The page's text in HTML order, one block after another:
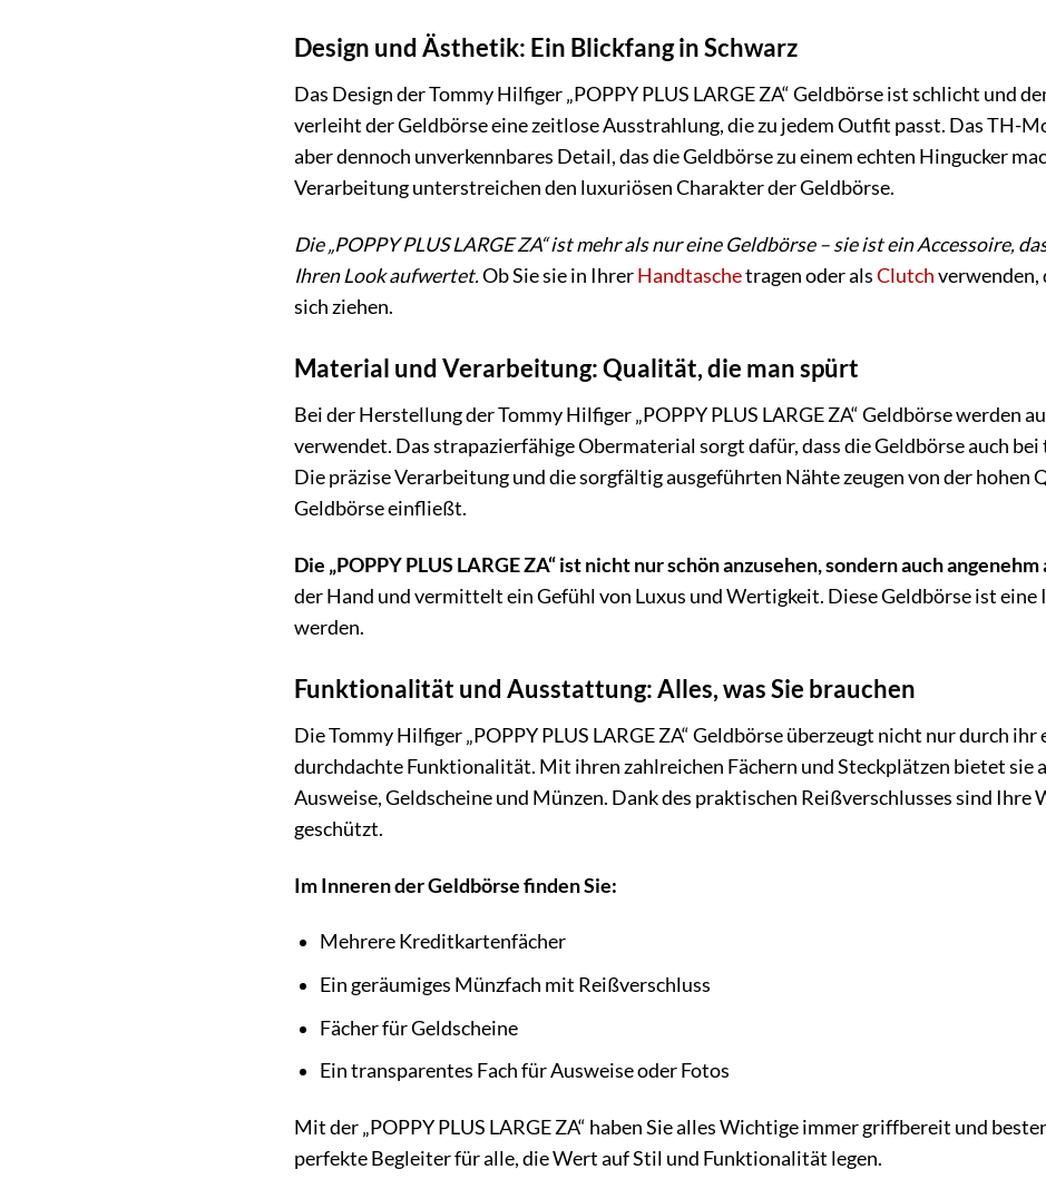
Design und Ästhetik: Ein Blickfang in Schwarz
Das Design der Tommy Hilfiger „POPPY PLUS LARGE ZA“ Geldbörse ist schlicht und
verleiht der Geldbörse eine zeitlose Ausstrahlung, die zu jedem Outfit passt. Das TH-
aber dennoch unverkennbares Detail, das die Geldbörse zu einem echten Hingucker
Verarbeitung unterstreichen den luxuriösen Charakter der Geldbörse.
Die „POPPY PLUS LARGE ZA“ ist mehr als nur eine Geldbörse – sie ist ein Accessoire,
Ihren Look aufwertet.Ob Sie sie in IhrerHandtaschetragen oder alsClutchverwenden,
sich ziehen.
Material und Verarbeitung: Qualität, die man spürt
Bei der Herstellung der Tommy Hilfiger „POPPY PLUS LARGE ZA“ Geldbörse werden
verwendet. Das strapazierfähige Obermaterial sorgt dafür, dass die Geldbörse auch
Die präzise Verarbeitung und die sorgfältig ausgeführten Nähte zeugen von der hohen
Geldbörse einfließt.
Die „POPPY PLUS LARGE ZA“ ist nicht nur schön anzusehen, sondern auch angenehm
der Hand und vermittelt ein Gefühl von Luxus und Wertigkeit. Diese Geldbörse ist eine
werden.
Funktionalität und Ausstattung: Alles, was Sie brauchen
Die Tommy Hilfiger „POPPY PLUS LARGE ZA“ Geldbörse überzeugt nicht nur durch
durchdachte Funktionalität. Mit ihren zahlreichen Fächern und Steckplätzen bietet sie
Ausweise, Geldscheine und Münzen. Dank des praktischen Reißverschlusses sind
geschützt.
Im Inneren der Geldbörse finden Sie:
Mehrere Kreditkartenfächer
Ein geräumiges Münzfach mit Reißverschluss
Fächer für Geldscheine
Ein transparentes Fach für Ausweise oder Fotos
Mit der „POPPY PLUS LARGE ZA“ haben Sie alles Wichtige immer griffbereit und
perfekte Begleiter für alle, die Wert auf Stil und Funktionalität legen.